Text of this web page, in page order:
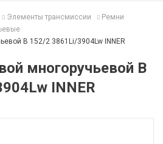
Элементы трансмиссии
Ремни
B 152/2 3861Li/3904Lw INNER
многоручьевой B
INNER